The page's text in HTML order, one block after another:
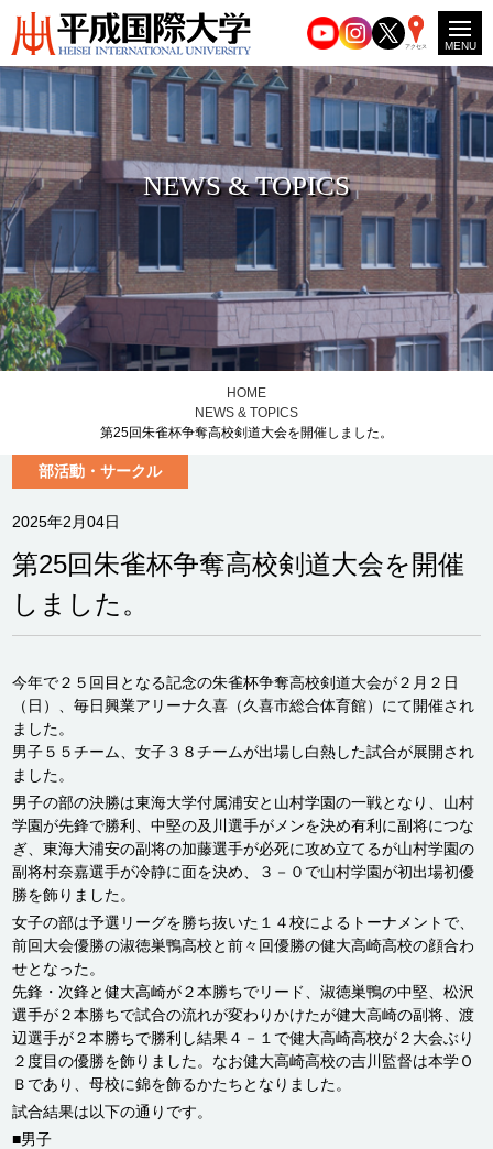
アクセス MENU
NEWS & TOPICS
HOME
NEWS & TOPICS
第25回朱雀杯争奪高校剣道大会を開催しました。
部活動・サークル
2025年2月04日
第25回朱雀杯争奪高校剣道大会を開催
しました。
今年で２５回目となる記念の朱雀杯争奪高校剣道大会が２月２日
（日）、毎日興業アリーナ久喜（久喜市総合体育館）にて開催され
ました。
男子５５チーム、女子３８チームが出場し白熱した試合が展開され
ました。
男子の部の決勝は東海大学付属浦安と山村学園の一戦となり、山村
学園が先鋒で勝利、中堅の及川選手がメンを決め有利に副将につな
ぎ、東海大浦安の副将の加藤選手が必死に攻め立てるが山村学園の
副将村奈嘉選手が冷静に面を決め、３－０で山村学園が初出場初優
勝を飾りました。
女子の部は予選リーグを勝ち抜いた１４校によるトーナメントで、
前回大会優勝の淑徳巣鴨高校と前々回優勝の健大高崎高校の顔合わ
せとなった。
先鋒・次鋒と健大高崎が２本勝ちでリード、淑徳巣鴨の中堅、松沢
選手が２本勝ちで試合の流れが変わりかけたが健大高崎の副将、渡
辺選手が２本勝ちで勝利し結果４－１で健大高崎高校が２大会ぶり
２度目の優勝を飾りました。なお健大高崎高校の吉川監督は本学Ｏ
Ｂであり、母校に錦を飾るかたちとなりました。
試合結果は以下の通りです。
■男子